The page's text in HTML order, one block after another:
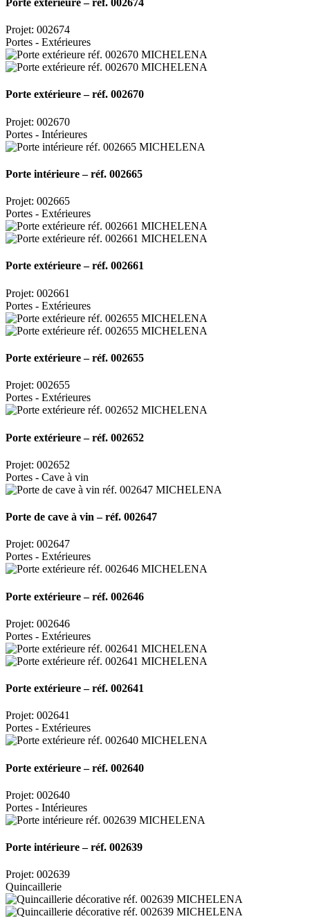
Projet: 002674
Portes - Extérieures
Porte extérieure – réf. 002670
Projet: 002670
Portes - Intérieures
Porte intérieure – réf. 002665
Projet: 002665
Portes - Extérieures
Porte extérieure – réf. 002661
Projet: 002661
Portes - Extérieures
Porte extérieure – réf. 002655
Projet: 002655
Portes - Extérieures
Porte extérieure – réf. 002652
Projet: 002652
Portes - Cave à vin
Porte de cave à vin – réf. 002647
Projet: 002647
Portes - Extérieures
Porte extérieure – réf. 002646
Projet: 002646
Portes - Extérieures
Porte extérieure – réf. 002641
Projet: 002641
Portes - Extérieures
Porte extérieure – réf. 002640
Projet: 002640
Portes - Intérieures
Porte intérieure – réf. 002639
Projet: 002639
Quincaillerie